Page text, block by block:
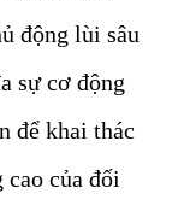
động lùi sâu
sự cơ động
để khai thác
cao của đối